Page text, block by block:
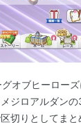
オブヒーローズ
ジロアルダン
切りとしてま